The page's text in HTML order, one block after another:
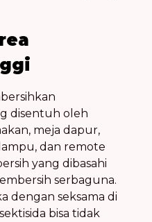
disentuh oleh
meja dapur,
dan remote
yang dibasahi
serbaguna.
dengan seksama di
bisa tidak